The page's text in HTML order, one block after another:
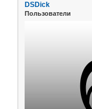
DSDick
Пользователи